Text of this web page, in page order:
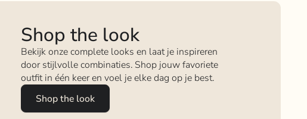
Shop the look
Bekijk onze complete looks en laat je inspireren
door stijlvolle combinaties. Shop jouw favoriete
outfit in één keer en voel je elke dag op je best.
Shop the look